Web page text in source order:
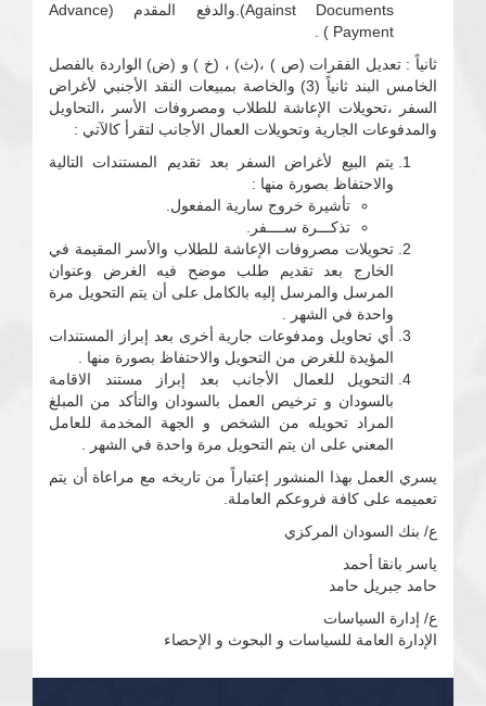
Against Documents).والدفع المقدم (Advance
Payment ) .
ثانياً : تعديل الفقرات (ص ) ،(ث) ، (خ ) و (ض) الواردة بالفصل
الخامس البند ثانياً (3) والخاصة بمبيعات النقد الأجنبي لأغراض
السفر ،تحويلات الإعاشة للطلاب ومصروفات الأسر ،التحاويل
والمدفوعات الجارية وتحويلات العمال الأجانب لتقرأ كالآتي :
يتم البيع لأغراض السفر بعد تقديم المستندات التالية
والاحتفاظ بصورة منها :
تأشيرة خروج سارية المفعول.
تذكـــرة ســــفر.
تحويلات مصروفات الإعاشة للطلاب والأسر المقيمة في
الخارج بعد تقديم طلب موضح فيه الغرض وعنوان
المرسل والمرسل إليه بالكامل على أن يتم التحويل مرة
واحدة في الشهر .
أي تحاويل ومدفوعات جارية أخرى بعد إبراز المستندات
المؤيدة للغرض من التحويل والاحتفاظ بصورة منها .
التحويل للعمال الأجانب بعد إبراز مستند الاقامة
بالسودان و ترخيص العمل بالسودان والتأكد من المبلغ
المراد تحويله من الشخص و الجهة المخدمة للعامل
المعني على ان يتم التحويل مرة واحدة في الشهر .
يسري العمل بهذا المنشور إعتباراً من تاريخه مع مراعاة أن يتم
تعميمه على كافة فروعكم العاملة.
ع/ بنك السودان المركزي
ياسر بانقا أحمد
حامد جبريل حامد
ع/ إدارة السياسات
الإدارة العامة للسياسات و البحوث و الإحصاء